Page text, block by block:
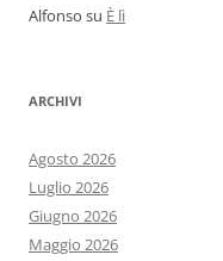
Alfonso su È lì
ARCHIVI
Agosto 2026
Luglio 2026
Giugno 2026
Maggio 2026